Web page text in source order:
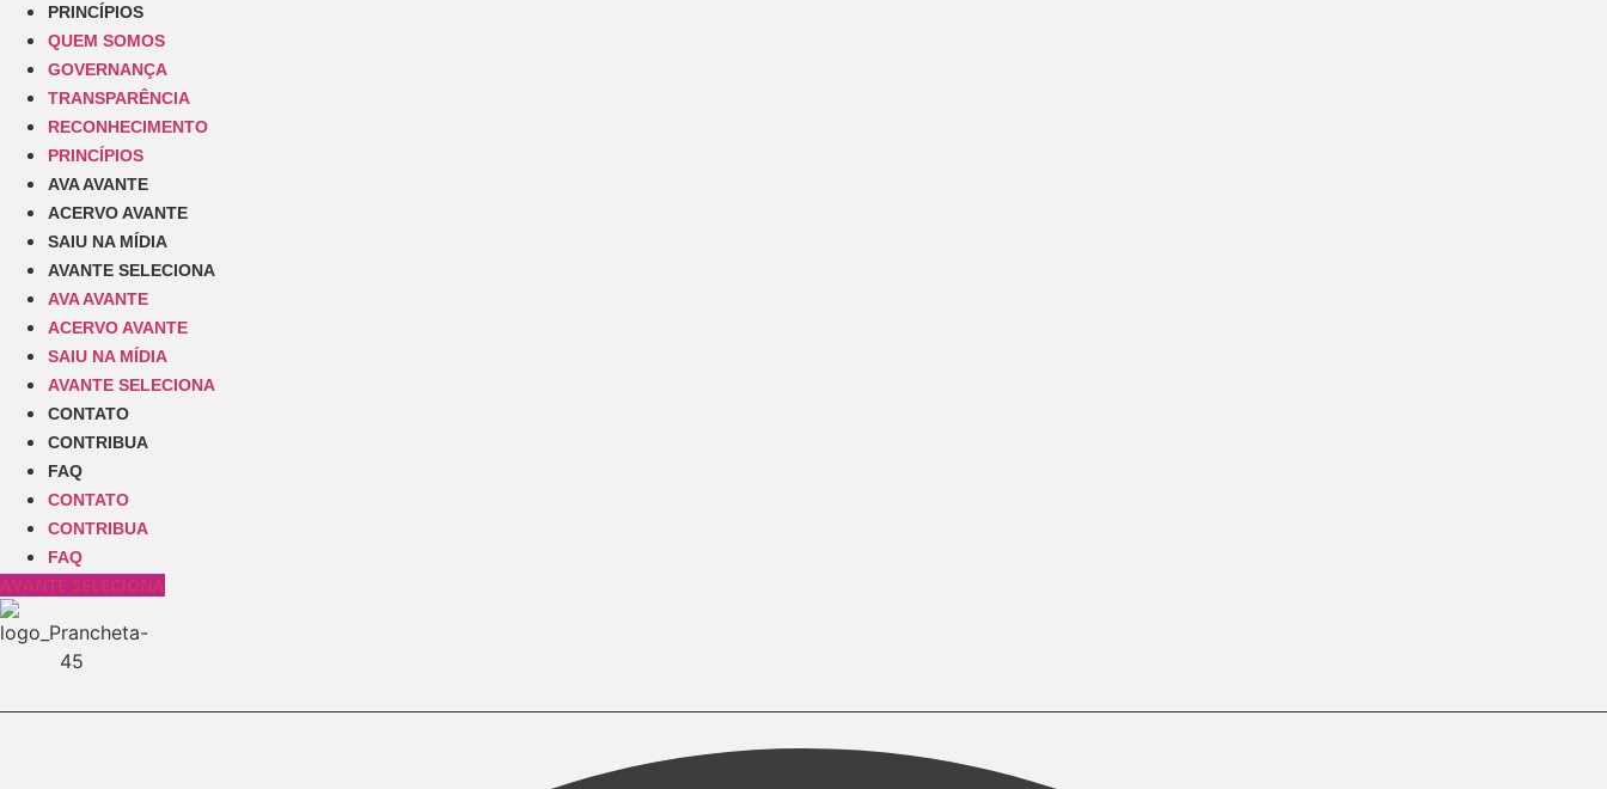
PRINCÍPIOS
QUEM SOMOS
GOVERNANÇA
TRANSPARÊNCIA
RECONHECIMENTO
PRINCÍPIOS
AVA AVANTE
ACERVO AVANTE
SAIU NA MÍDIA
AVANTE SELECIONA
AVA AVANTE
ACERVO AVANTE
SAIU NA MÍDIA
AVANTE SELECIONA
CONTATO
CONTRIBUA
FAQ
CONTATO
CONTRIBUA
FAQ
AVANTE SELECIONA